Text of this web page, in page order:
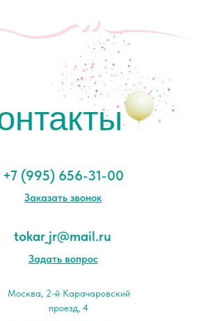
Заказать звонок
+7 (995) 656-31-00
tokar_jr@mail.ru
Задать вопрос
Москва, 2-й Карачаровский
проезд, 4